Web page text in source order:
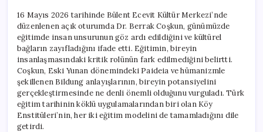
16 Mayıs 2026 tarihinde Bülent Ecevit Kültür Merkezi’nde
düzenlenen açık oturumda Dr. Berrak Coşkun, günümüzde
eğitimde insan unsurunun göz ardı edildiğini ve kültürel
bağların zayıfladığını ifade etti. Eğitimin, bireyin
insanlaşmasındaki kritik rolünün fark edilmediğini belirtti.
Coşkun, Eski Yunan dönemindeki Paideia ve hümanizmle
şekillenen Bildung anlayışlarının, bireyin potansiyelini
gerçekleştirmesinde ne denli önemli olduğunu vurguladı. Türk
eğitim tarihinin köklü uygulamalarından biri olan Köy
Enstitüleri’nin, her iki eğitim modelini de tamamladığını dile
getirdi.